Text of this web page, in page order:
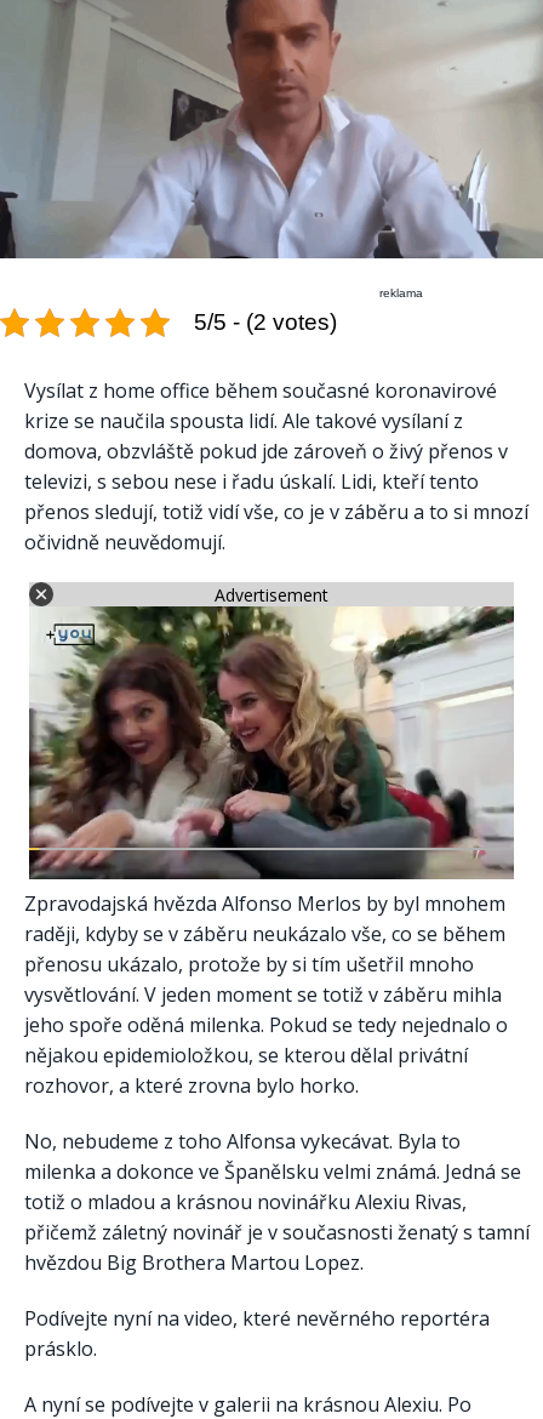
reklama
5/5 - (2 votes)
Vysílat z home office během současné koronavirové
krize se naučila spousta lidí. Ale takové vysílaní z
domova, obzvláště pokud jde zároveň o živý přenos v
televizi, s sebou nese i řadu úskalí. Lidi, kteří tento
přenos sledují, totiž vidí vše, co je v záběru a to si mnozí
očividně neuvědomují.
Advertisement
Zpravodajská hvězda Alfonso Merlos by byl mnohem
raději, kdyby se v záběru neukázalo vše, co se během
přenosu ukázalo, protože by si tím ušetřil mnoho
vysvětlování. V jeden moment se totiž v záběru mihla
jeho spoře oděná milenka. Pokud se tedy nejednalo o
nějakou epidemioložkou, se kterou dělal privátní
rozhovor, a které zrovna bylo horko.
No, nebudeme z toho Alfonsa vykecávat. Byla to
milenka a dokonce ve Španělsku velmi známá. Jedná se
totiž o mladou a krásnou novinářku Alexiu Rivas,
přičemž záletný novinář je v současnosti ženatý s tamní
hvězdou Big Brothera Martou Lopez.
Podívejte nyní na video, které nevěrného reportéra
prásklo.
A nyní se podívejte v galerii na krásnou Alexiu. Po